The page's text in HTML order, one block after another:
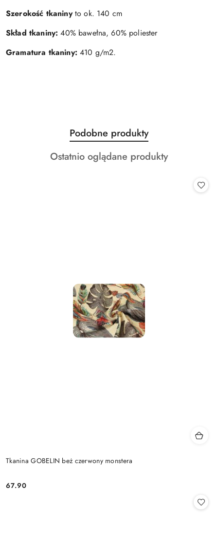
Szerokość tkaninyto ok. 140 cm
Skład tkaniny: 40% bawełna, 60% poliester
Gramatura tkaniny: 410 g/m2.
Pomiń karuzelę produktów
Produkty
o
statusie:
Podobne produkty
Produkty
Ostatnio oglądane produkty
Tkanina GOBELIN beż czerwony monstera
Cena:
67.90